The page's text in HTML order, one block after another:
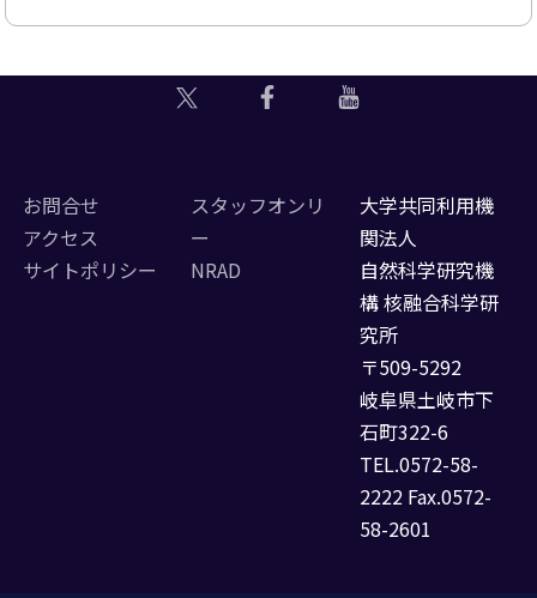
お問合せ
アクセス
サイトポリシー
スタッフオンリ
ー
NRAD
大学共同利用機
関法人
自然科学研究機
構 核融合科学研
究所
〒509-5292
岐阜県土岐市下
石町322-6
TEL.0572-58-
2222 Fax.0572-
58-2601